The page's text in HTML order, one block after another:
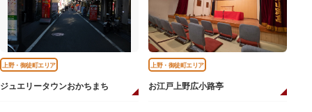
上野・御徒町エリア
ジュエリータウンおかちまち
上野・御徒町エリア
お江戸上野広小路亭